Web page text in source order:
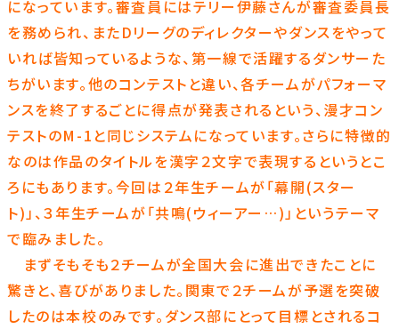
になっています。審査員にはテリー伊藤さんが審査委員長
を務められ、またDリーグのディレクターやダンスをやって
いれば皆知っているような、第一線で活躍するダンサーた
ちがいます。他のコンテストと違い、各チームがパフォーマ
ンスを終了するごとに得点が発表されるという、漫才コン
テストのM-1と同じシステムになっています。さらに特徴的
なのは作品のタイトルを漢字２文字で表現するというとこ
ろにもあります。今回は２年生チームが「幕開(スター
ト)」、３年生チームが「共鳴(ウィーアー…)」というテーマ
で臨みました。
まずそもそも２チームが全国大会に進出できたことに
驚きと、喜びがありました。関東で２チームが予選を突破
したのは本校のみです。ダンス部にとって目標とされるコ